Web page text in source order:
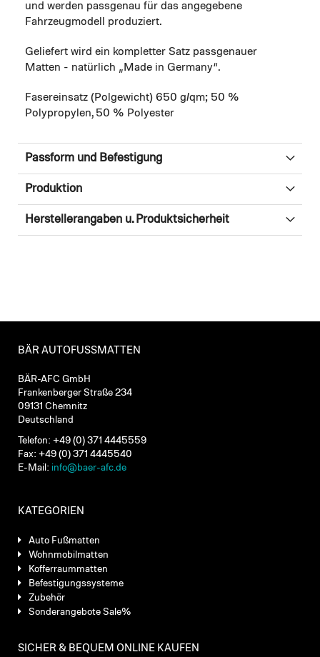
und werden passgenau für das angegebene
Fahrzeugmodell produziert.
Geliefert wird ein kompletter Satz passgenauer
Matten - natürlich „Made in Germany“.
Fasereinsatz (Polgewicht) 650 g/qm; 50 %
Polypropylen, 50 % Polyester
Passform und Befestigung
Produktion
Herstellerangaben u. Produktsicherheit
BÄR AUTOFUSSMATTEN
BÄR-AFC GmbH
Frankenberger Straße 234
09131 Chemnitz
Deutschland
Telefon: +49 (0) 371 4445559
Fax: +49 (0) 371 4445540
E-Mail: info@baer-afc.de
KATEGORIEN
Auto Fußmatten
Wohnmobilmatten
Kofferraummatten
Befestigungssysteme
Zubehör
Sonderangebote Sale%
SICHER & BEQUEM ONLINE KAUFEN